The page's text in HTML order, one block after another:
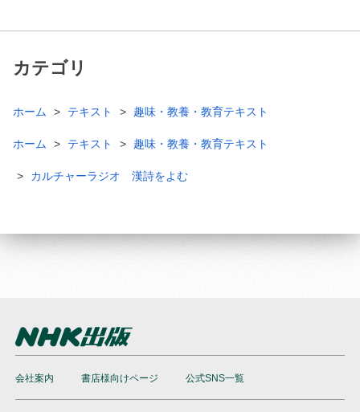
カテゴリ
ホーム テキスト 趣味・教養・教育テキスト
ホーム テキスト 趣味・教養・教育テキスト
カルチャーラジオ 漢詩をよむ
会社案内 書店様向けページ 公式SNS一覧